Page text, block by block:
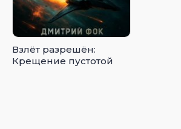
Взлёт разрешён:
Крещение пустотой